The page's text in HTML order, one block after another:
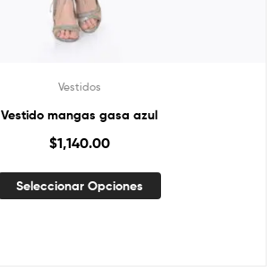
Vestidos
Vestido mangas gasa azul
$1,140.00
Seleccionar Opciones